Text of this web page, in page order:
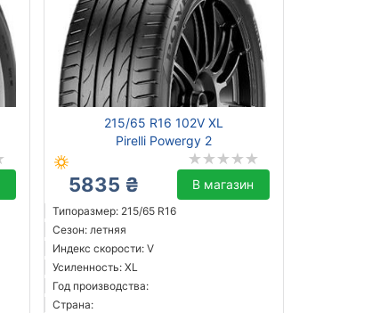
215/65 R16 102V XL
Pirelli Powergy 2
5835 ₴ В магазин
Типоразмер: 215/65 R16
Сезон: летняя
Индекс скорости: V
Усиленность: XL
Год производства:
Страна: